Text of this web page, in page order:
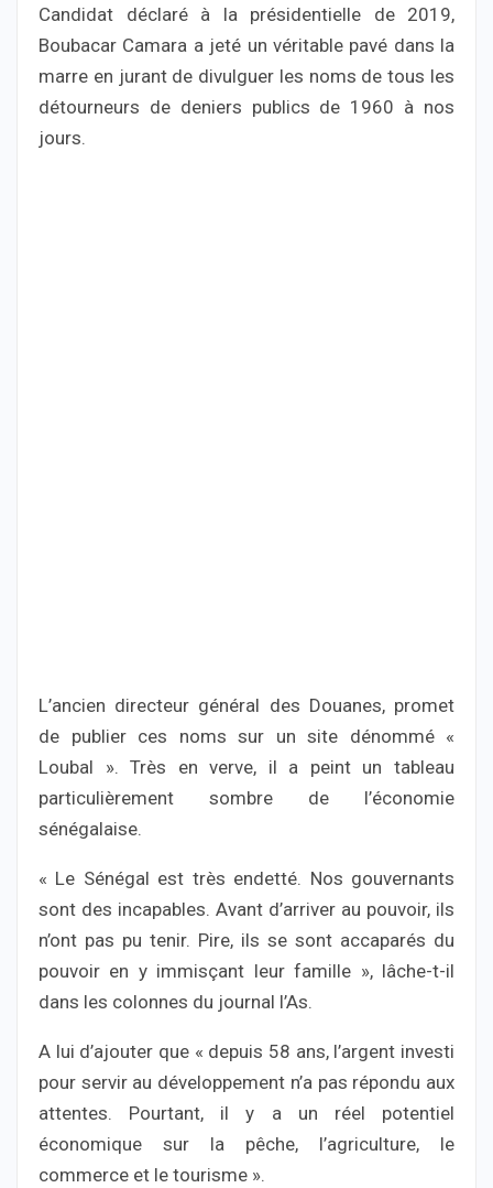
Candidat déclaré à la présidentielle de 2019,
Boubacar Camara a jeté un véritable pavé dans la
marre en jurant de divulguer les noms de tous les
détourneurs de deniers publics de 1960 à nos
jours.
L’ancien directeur général des Douanes, promet
de publier ces noms sur un site dénommé «
Loubal ». Très en verve, il a peint un tableau
particulièrement sombre de l’économie
sénégalaise.
« Le Sénégal est très endetté. Nos gouvernants
sont des incapables. Avant d’arriver au pouvoir, ils
n’ont pas pu tenir. Pire, ils se sont accaparés du
pouvoir en y immisçant leur famille », lâche-t-il
dans les colonnes du journal l’As.
A lui d’ajouter que « depuis 58 ans, l’argent investi
pour servir au développement n’a pas répondu aux
attentes. Pourtant, il y a un réel potentiel
économique sur la pêche, l’agriculture, le
commerce et le tourisme ».